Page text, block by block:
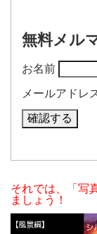
無料メル
お名前
メールアドレ
それでは、「写
ましょう！